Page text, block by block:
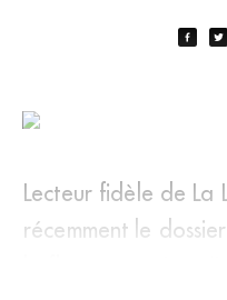
Lecteur fidèle de La
récemment le